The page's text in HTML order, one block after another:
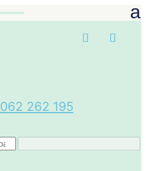
062 262 195